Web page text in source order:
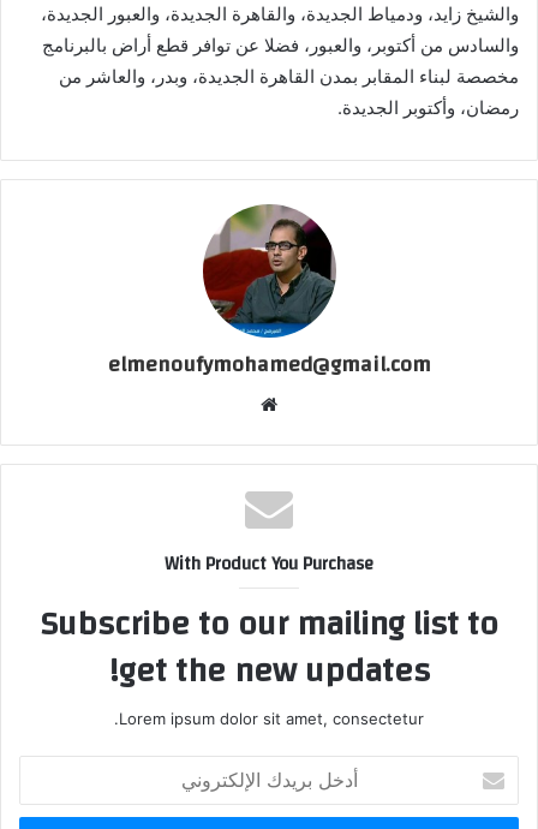
والشيخ زايد، ودمياط الجديدة، والقاهرة الجديدة، والعبور الجديدة،
والسادس من أكتوبر، والعبور، فضلا عن توافر قطع أراض بالبرنامج
مخصصة لبناء المقابر بمدن القاهرة الجديدة، وبدر، والعاشر من
رمضان، وأكتوبر الجديدة.
elmenoufymohamed@gmail.com
With Product You Purchase
Subscribe to our mailing list to
get the new updates!
Lorem ipsum dolor sit amet, consectetur.
بريدك
الإلكتروني